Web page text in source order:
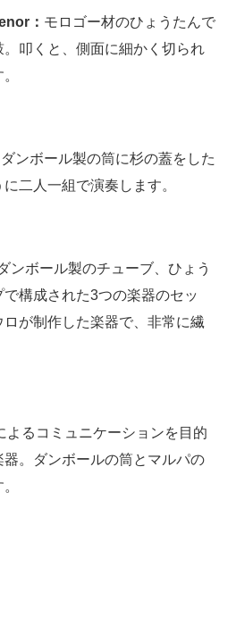
： モロゴー材のひょうたんで
叩くと、側面に細かく切られ
ダンボール製の筒に杉の蓋をした
二人一組で演奏します。
ンボール製のチューブ、ひょう
構成された3つの楽器のセッ
ロが制作した楽器で、非常に繊
よるコミュニケーションを目的
器。ダンボールの筒とマルパの